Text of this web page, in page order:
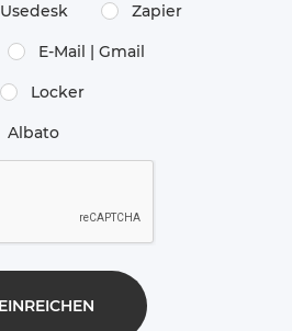
Usedesk Zapier
E-Mail | Gmail
Locker
Albato